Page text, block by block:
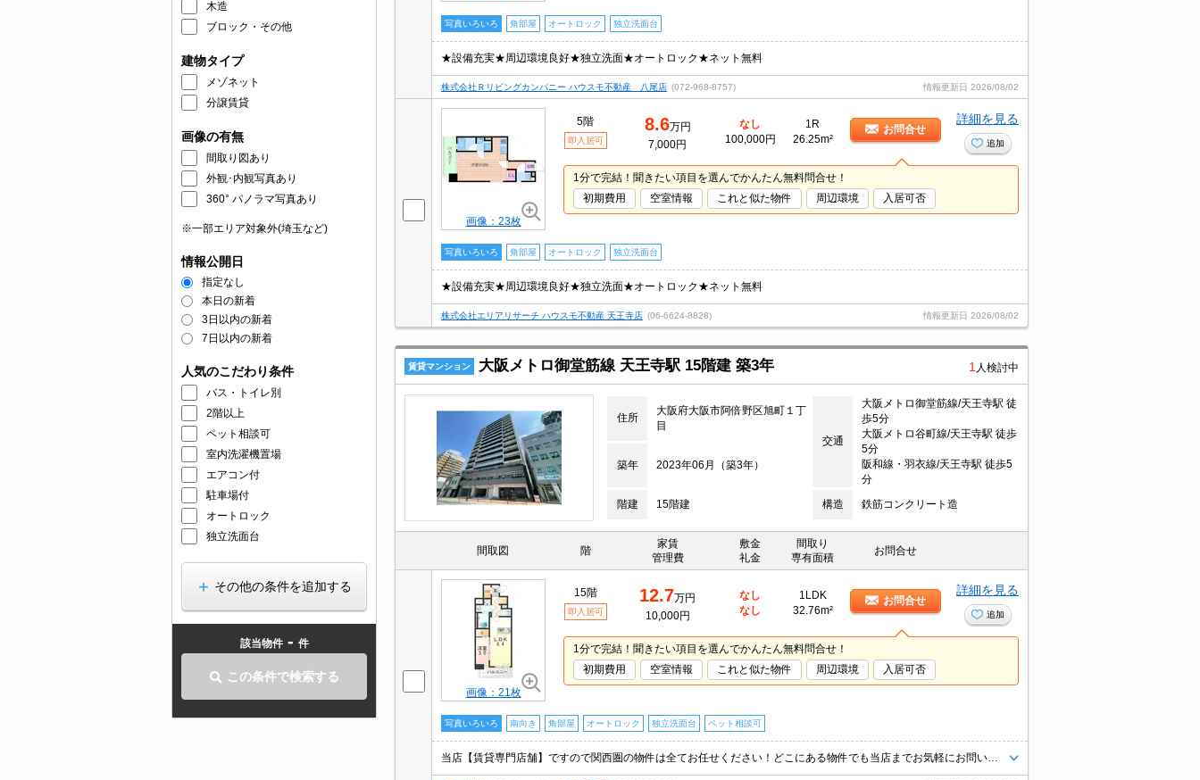
木造
ブロック・その他
建物タイプ
メゾネット
分譲賃貸
画像の有無
間取り図あり
外観･内観写真あり
360° パノラマ写真あり
※一部エリア対象外(埼玉など)
情報公開日
指定なし
本日の新着
3日以内の新着
7日以内の新着
人気のこだわり条件
バス・トイレ別
2階以上
ペット相談可
室内洗濯機置場
エアコン付
駐車場付
オートロック
独立洗面台
その他の条件を追加する
該当物件 - 件
この条件で検索する
写真いろいろ 角部屋 オートロック 独立洗面台
★設備充実★周辺環境良好★独立洗面★オートロック★ネット無料
株式会社Ｒリビングカンパニー ハウスモ不動産 八尾店 (072-968-8757) 情報更新日 2026/08/02
画像：23枚
5階
即入居可
8.6万円
7,000円
なし
100,000円
1R
26.25m²
お問合せ
詳細を見る
追加
1分で完結！聞きたい項目を選んでかんたん無料問合せ！
初期費用
空室情報 これと似た物件 周辺環境 入居可否
写真いろいろ 角部屋 オートロック 独立洗面台
★設備充実★周辺環境良好★独立洗面★オートロック★ネット無料
株式会社エリアリサーチ ハウスモ不動産 天王寺店 (06-6624-8828) 情報更新日 2026/08/02
賃貸マンション 大阪メトロ御堂筋線 天王寺駅 15階建 築3年 1 人検討中
住所
大阪府大阪市阿倍野区旭町１丁
目
交通
大阪メトロ御堂筋線/天王寺駅 徒
歩5分
大阪メトロ谷町線/天王寺駅 徒歩
5分
阪和線・羽衣線/天王寺駅 徒歩5
分
築年 2023年06月（築3年）
階建 15階建 構造 鉄筋コンクリート造
間取図 階
家賃
管理費
敷金
礼金
間取り
専有面積
お問合せ
画像：21枚
15階
即入居可
12.7万円
10,000円
なし
なし
1LDK
32.76m²
お問合せ
詳細を見る
追加
1分で完結！聞きたい項目を選んでかんたん無料問合せ！
初期費用
空室情報 これと似た物件 周辺環境 入居可否
写真いろいろ 南向き 角部屋 オートロック 独立洗面台 ペット相談可